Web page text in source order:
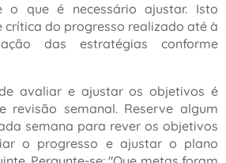
que é necessário ajustar. Isto
crítica do progresso realizado até à
das estratégias conforme
avaliar e ajustar os objetivos é
revisão semanal. Reserve algum
semana para rever os objetivos
o progresso e ajustar o plano